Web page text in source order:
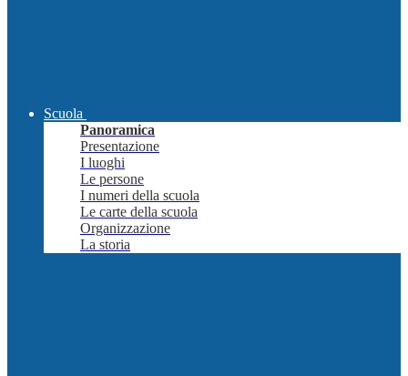
Scuola
Panoramica
Presentazione
I luoghi
Le persone
I numeri della scuola
Le carte della scuola
Organizzazione
La storia